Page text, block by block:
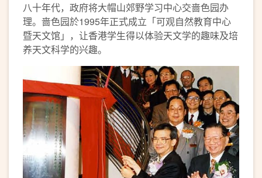
八十年代，政府将大帽山郊野学习中心交啬色园办
理。啬色园於1995年正式成立「可观自然教育中心
暨天文馆」，让香港学生得以体验天文学的趣味及培
养天文科学的兴趣。